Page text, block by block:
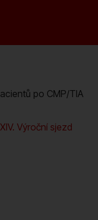
po CMP/TIA
Výroční sjezd